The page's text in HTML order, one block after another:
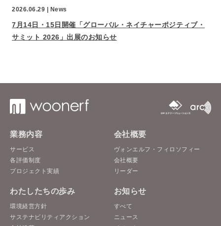
2026.06.29 | News
7月14日・15日開催「グローバル・ネイチャーポジティブ・
サミット 2026」出展のお知らせ
業務内容
サービス
各評価制度
プロジェクト実績
会社概要
ヴォンエルフ・フィロソフィー
会社概要
リーダー
わたしたちの歩み
環境経営方針
サステナビリティアクション
お知らせ
すべて
ニュース